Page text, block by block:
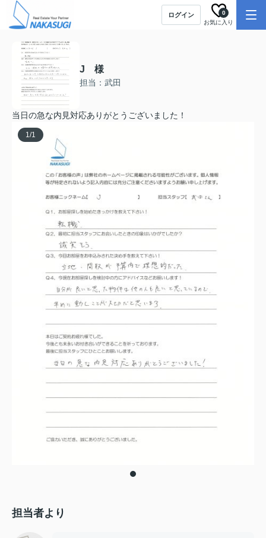
ログイン
お気に入り
0
J 様
担当：武田
当日の急な内見対応ありがとうございました！
1/1
担当者より